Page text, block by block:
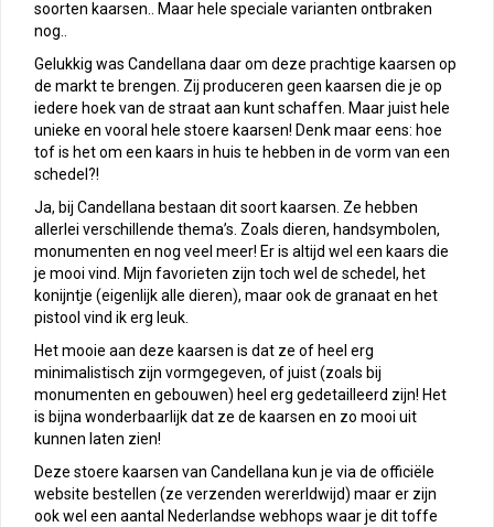
soorten kaarsen.. Maar hele speciale varianten ontbraken
nog..
Gelukkig was Candellana daar om deze prachtige kaarsen op
de markt te brengen. Zij produceren geen kaarsen die je op
iedere hoek van de straat aan kunt schaffen. Maar juist hele
unieke en vooral hele stoere kaarsen! Denk maar eens: hoe
tof is het om een kaars in huis te hebben in de vorm van een
schedel?!
Ja, bij Candellana bestaan dit soort kaarsen. Ze hebben
allerlei verschillende thema’s. Zoals dieren, handsymbolen,
monumenten en nog veel meer! Er is altijd wel een kaars die
je mooi vind. Mijn favorieten zijn toch wel de schedel, het
konijntje (eigenlijk alle dieren), maar ook de granaat en het
pistool vind ik erg leuk.
Het mooie aan deze kaarsen is dat ze of heel erg
minimalistisch zijn vormgegeven, of juist (zoals bij
monumenten en gebouwen) heel erg gedetailleerd zijn! Het
is bijna wonderbaarlijk dat ze de kaarsen en zo mooi uit
kunnen laten zien!
Deze stoere kaarsen van Candellana kun je via de officiële
website bestellen (ze verzenden wererldwijd) maar er zijn
ook wel een aantal Nederlandse webhops waar je dit toffe